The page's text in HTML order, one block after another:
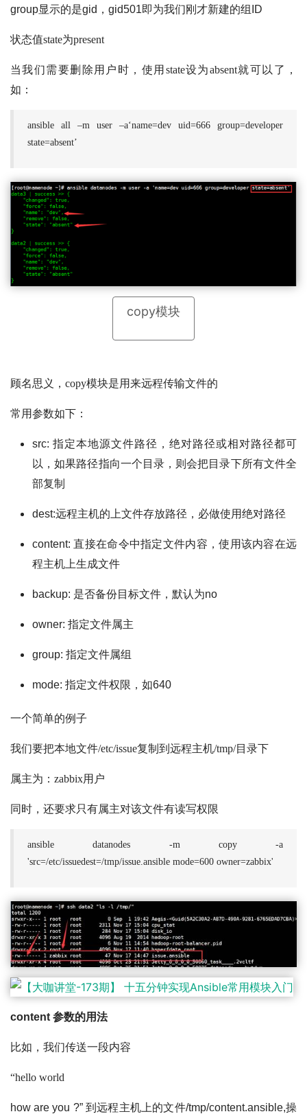
group显示的是gid，gid501即为我们刚才新建的组ID
状态值state为present
当我们需要删除用户时，使用state设为absent就可以了，
如：
ansible all –m user –a‘name=dev uid=666 group=developer
state=absent’
copy模块
顾名思义，copy模块是用来远程传输文件的
常用参数如下：
src: 指定本地源文件路径，绝对路径或相对路径都可
以，如果路径指向一个目录，则会把目录下所有文件全
部复制
dest:远程主机的上文件存放路径，必做使用绝对路径
content: 直接在命令中指定文件内容，使用该内容在远
程主机上生成文件
backup: 是否备份目标文件，默认为no
owner: 指定文件属主
group: 指定文件属组
mode: 指定文件权限，如640
一个简单的例子
我们要把本地文件/etc/issue复制到远程主机/tmp/目录下
属主为：zabbix用户
同时，还要求只有属主对该文件有读写权限
ansible datanodes -m copy -a
'src=/etc/issuedest=/tmp/issue.ansible mode=600 owner=zabbix'
content 参数的用法
比如，我们传送一段内容
“hello world
how are you ?” 到远程主机上的文件/tmp/content.ansible,操